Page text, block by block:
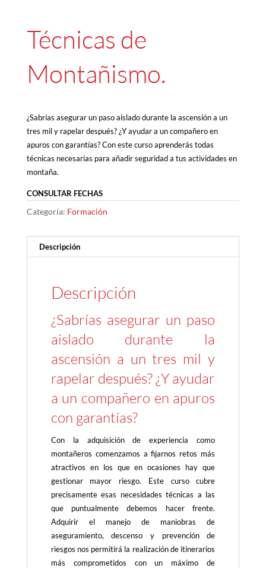
Técnicas de
Montañismo.
¿Sabrías asegurar un paso aislado durante la ascensión a un
tres mil y rapelar después? ¿Y ayudar a un compañero en
apuros con garantías? Con este curso aprenderás todas
técnicas necesarias para añadir seguridad a tus actividades en
montaña.
CONSULTAR FECHAS
Categoría: Formación
Descripción
Descripción
¿Sabrías asegurar un paso
aislado durante la
ascensión a un tres mil y
rapelar después? ¿Y ayudar
a un compañero en apuros
con garantías?
Con la adquisición de experiencia como
montañeros comenzamos a fijarnos retos más
atractivos en los que en ocasiones hay que
gestionar mayor riesgo. Este curso cubre
precisamente esas necesidades técnicas a las
que puntualmente debemos hacer frente.
Adquirir el manejo de maniobras de
aseguramiento, descenso y prevención de
riesgos nos permitirá la realización de itinerarios
más comprometidos con un máximo de